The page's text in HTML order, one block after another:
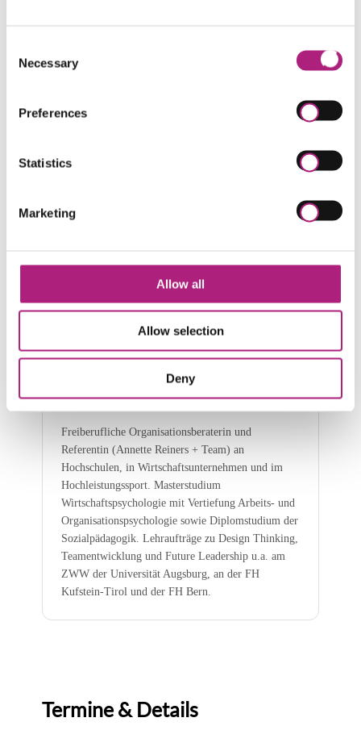
Selection
Necessary
Preferences
Statistics
Marketing
Allow all
Allow selection
Deny
und Werkzeuge
hineindenken und deren Bedarfe konkretisieren
Prototyping:
Testing:
Prototypen direkt mit Zielkunden testen
und Lösungsideen validieren
Ihre Referentin
Annette Reiners
Organisationsberaterin & Referentin
Freiberufliche Organisationsberaterin und
Referentin (Annette Reiners + Team) an
Hochschulen, in Wirtschaftsunternehmen und im
Hochleistungssport. Masterstudium
Wirtschaftspsychologie mit Vertiefung Arbeits- und
Organisationspsychologie sowie Diplomstudium der
Sozialpädagogik. Lehraufträge zu Design Thinking,
Teamentwicklung und Future Leadership u.a. am
ZWW der Universität Augsburg, an der FH
Kufstein-Tirol und der FH Bern.
Termine & Details